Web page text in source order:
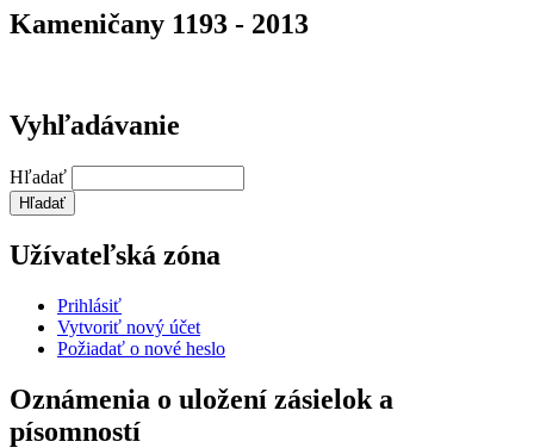
Kameničany 1193 - 2013
Vyhľadávanie
Hľadať
Užívateľská zóna
Prihlásiť
Vytvoriť nový účet
Požiadať o nové heslo
Oznámenia o uložení zásielok a
písomností